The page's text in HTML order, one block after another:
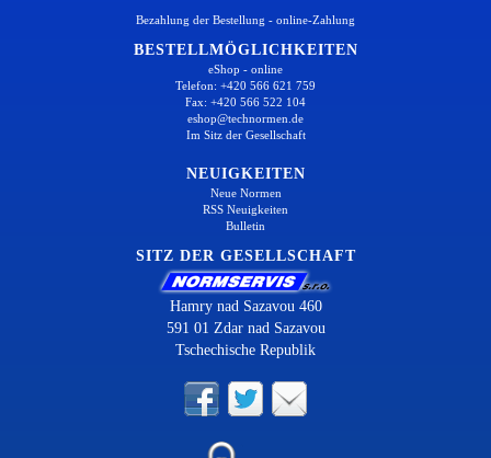
Bezahlung der Bestellung - online-Zahlung
BESTELLMÖGLICHKEITEN
eShop - online
Telefon: +420 566 621 759
Fax: +420 566 522 104
eshop@technormen.de
Im Sitz der Gesellschaft
NEUIGKEITEN
Neue Normen
RSS Neuigkeiten
Bulletin
SITZ DER GESELLSCHAFT
Hamry nad Sazavou 460
591 01 Zdar nad Sazavou
Tschechische Republik